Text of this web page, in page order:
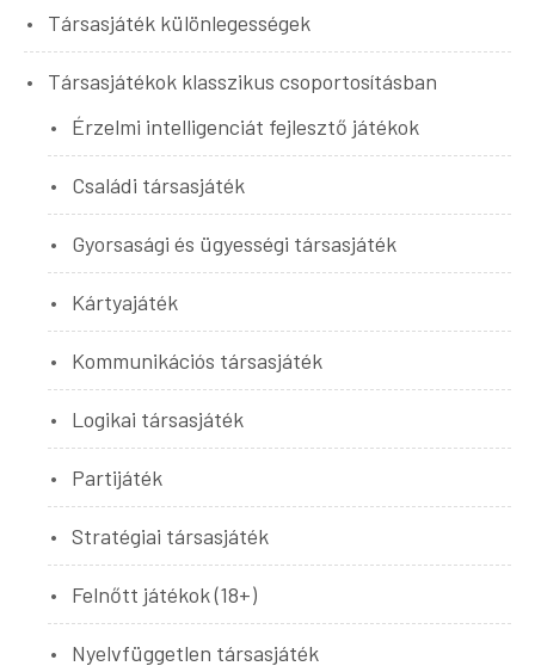
Társasjáték különlegességek
Társasjátékok klasszikus csoportosításban
Érzelmi intelligenciát fejlesztő játékok
Családi társasjáték
Gyorsasági és ügyességi társasjáték
Kártyajáték
Kommunikációs társasjáték
Logikai társasjáték
Partijáték
Stratégiai társasjáték
Felnőtt játékok (18+)
Nyelvfüggetlen társasjáték